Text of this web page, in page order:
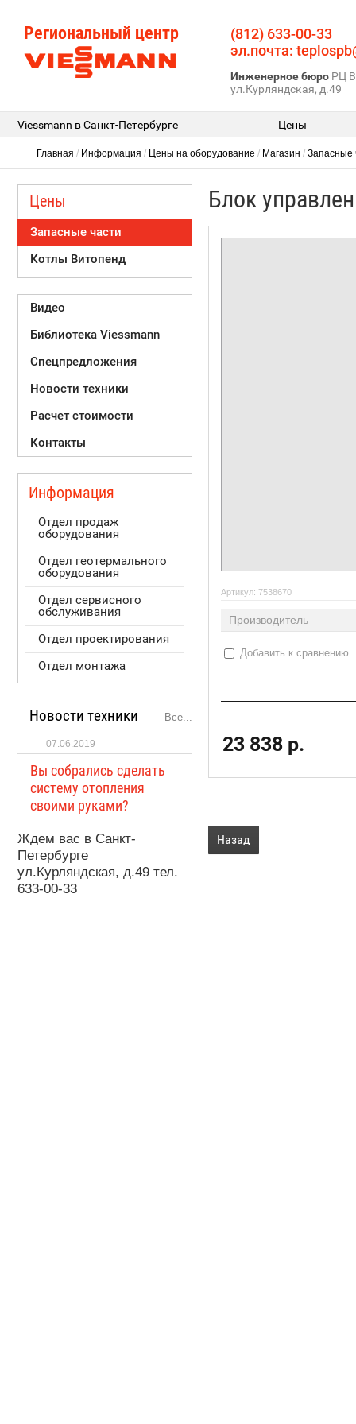
Региональный центр
(812) 633-00-33
эл.почта:
Инженерное бюро РЦ
ул.Курляндская, д.49
Viessmann в Санкт-Петербурге Цены
Главная / Информация / Цены на оборудование / Магазин / Запасные
Блок
Артикул: 7538670
Производитель
Добавить к сравнению
23 838 р.
Назад
Цены
Запасные части
Котлы Витопенд
Видео
Библиотека Viessmann
Спецпредложения
Новости техники
Расчет стоимости
Контакты
Информация
Отдел продаж
оборудования
Отдел геотермального
оборудования
Отдел сервисного
обслуживания
Отдел проектирования
Отдел монтажа
Новости техники Все...
07.06.2019
Вы собрались сделать
систему отопления
своими руками?
Ждем вас в Санкт-
Петербурге
ул.Курляндская, д.49 тел.
633-00-33